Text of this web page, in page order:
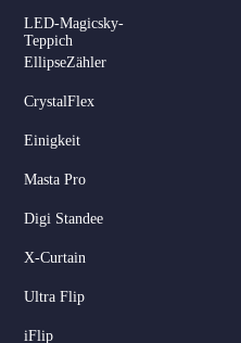
LED-Magicsky-
Teppich
EllipseZähler
CrystalFlex
Einigkeit
Masta Pro
Digi Standee
X-Curtain
Ultra Flip
iFlip